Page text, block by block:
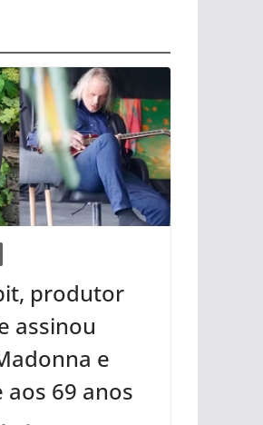
produtor
assinou
e
69 anos